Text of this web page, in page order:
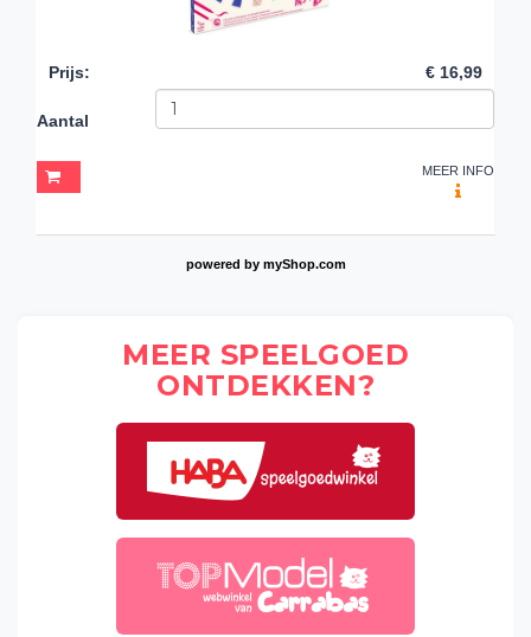
Prijs: € 16,99
Aantal
MEER INFO
powered by myShop.com
MEER SPEELGOED
ONTDEKKEN?